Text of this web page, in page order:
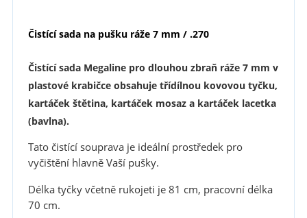
Čistícísada na pušku ráže 7 mm / .270
Čistící sada Megaline pro dlouhou zbraň ráže 7 mm v
plastové krabičce obsahuje třídílnou kovovou tyčku,
kartáček štětina, kartáček mosaz a kartáček lacetka
(bavlna).
Tato čistící souprava je ideální prostředek pro
vyčištění hlavně Vaší pušky.
Délka tyčky včetně rukojeti je 81 cm, pracovní délka
70 cm.